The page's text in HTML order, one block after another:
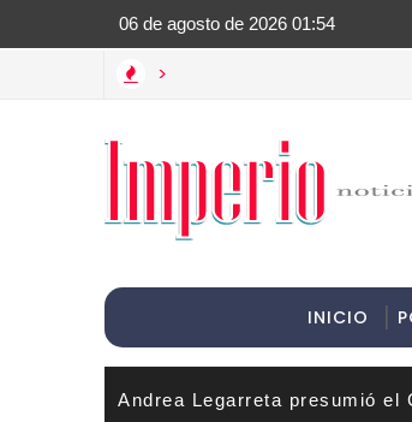
>
INICIO
Andrea Legarreta presumió el